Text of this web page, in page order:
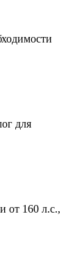
для
от 160 л.с.,